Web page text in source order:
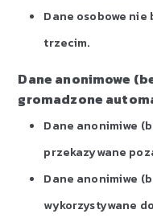
Dane osobowe
trzecim.
Dane anonimowe
gromadzone
Dane anonimiwe
przekazywane
Dane anonimiwe
wykorzystywane